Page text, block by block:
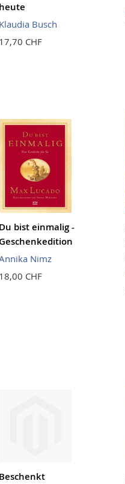
heute
Klaudia Busch
17,70 CHF
Du bist einmalig -
Geschenkedition
Nimz
18,00 CHF
Beschenkt